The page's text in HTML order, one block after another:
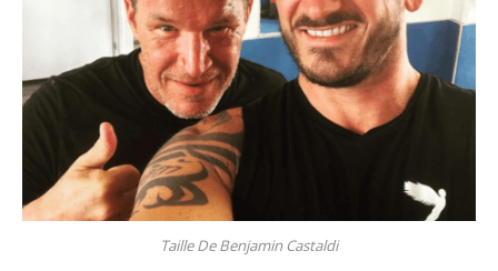
Taille De Benjamin Castaldi